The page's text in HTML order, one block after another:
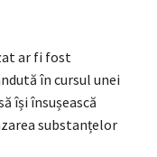
ar fi fost
în cursul unei
își însușească
substanțelor